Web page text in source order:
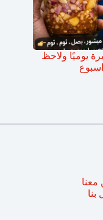
يوميًا ولاحظ
معنا
بنا